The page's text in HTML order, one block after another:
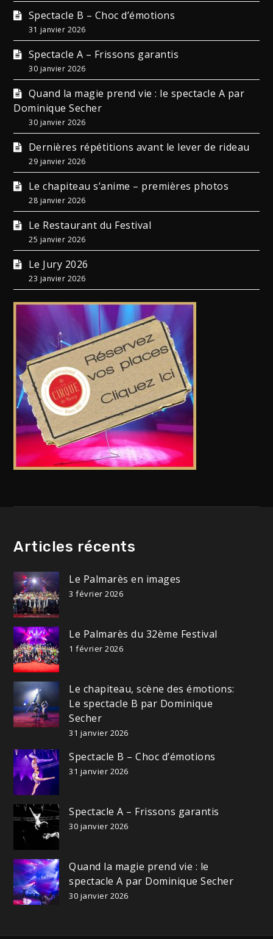
Spectacle B – Choc d’émotions
31 janvier 2026
Spectacle A – Frissons garantis
30 janvier 2026
Quand la magie prend vie : le spectacle A par
Dominique Secher
30 janvier 2026
Dernières répétitions avant le lever de rideau
29 janvier 2026
Le chapiteau s’anime – premières photos
28 janvier 2026
Le Restaurant du Festival
25 janvier 2026
Le Jury 2026
23 janvier 2026
Articles récents
Le Palmarès en images
3 février 2026
Le Palmarès du 32ème Festival
1 février 2026
Le chapiteau, scène des émotions:
Le spectacle B par Dominique
Secher
31 janvier 2026
Spectacle B – Choc d’émotions
31 janvier 2026
Spectacle A – Frissons garantis
30 janvier 2026
Quand la magie prend vie : le
spectacle A par Dominique Secher
30 janvier 2026